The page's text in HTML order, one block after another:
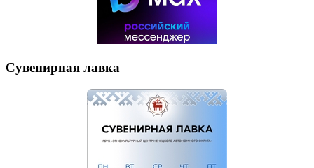
Сувенирная лавка